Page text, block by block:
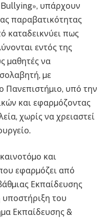
υπάρχουν
παραβατικότητας
καταδεικνύει πως
εντός της
µαθητές να
µε
Πανεπιστήµιο, υπό την
και εφαρµόζοντας
χωρίς να χρειαστεί
και
εφαρµόζει από
Εκπαίδευσης
υποστήριξη του
Εκπαίδευσης &